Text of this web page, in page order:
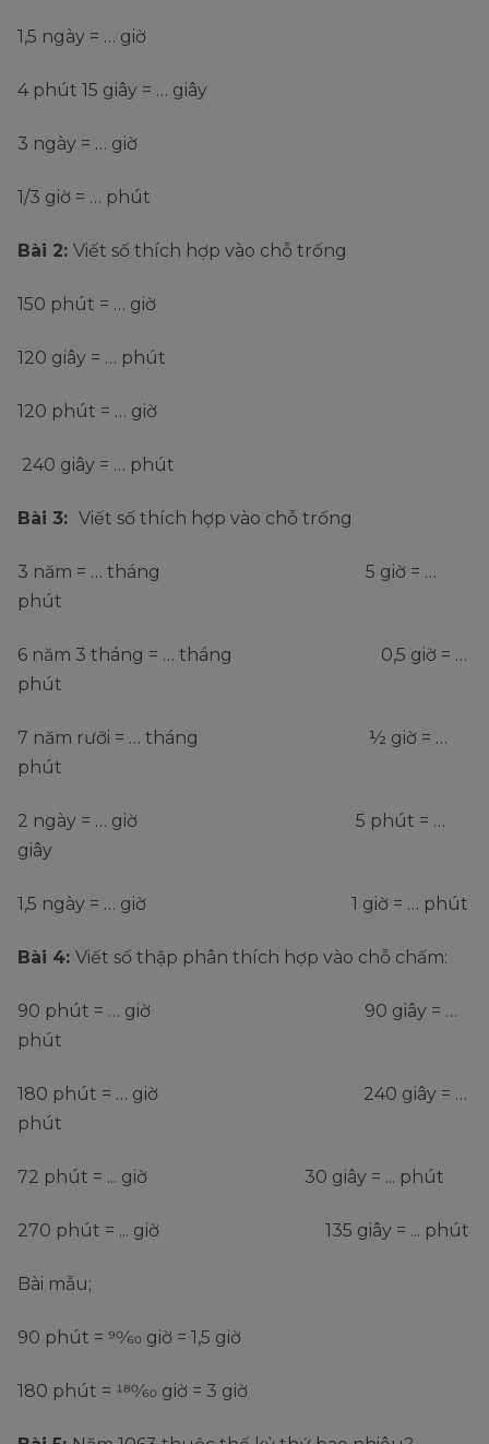
1,5 ngày = … giờ
4 phút 15 giây = … giây
3 ngày = … giờ
1/3 giờ = … phút
Bài 2: Viết số thích hợp vào chỗ trống
150 phút = … giờ
120 giây = … phút
120 phút = … giờ
240 giây = … phút
Bài 3: Viết số thích hợp vào chỗ trống
3 năm = … tháng 5 giờ = …
phút
6 năm 3 tháng = … tháng 0,5 giờ = …
phút
7 năm rưỡi = … tháng ½ giờ = …
phút
2 ngày = … giờ 5 phút = …
giây
1,5 ngày = … giờ 1 giờ = … phút
Bài 4: Viết số thập phân thích hợp vào chỗ chấm:
90 phút = … giờ 90 giây = …
phút
180 phút = … giờ 240 giây = …
phút
72 phút = ... giờ 30 giây = ... phút
270 phút = ... giờ 135 giây = ... phút
Bài mẫu;
90 phút = 90⁄60 giờ = 1,5 giờ
180 phút = 180⁄60 giờ = 3 giờ